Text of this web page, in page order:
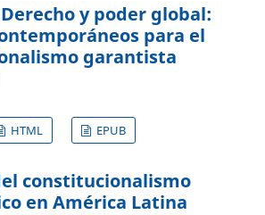
y poder global:
para el
garantista
HTML EPUB
constitucionalismo
en América Latina